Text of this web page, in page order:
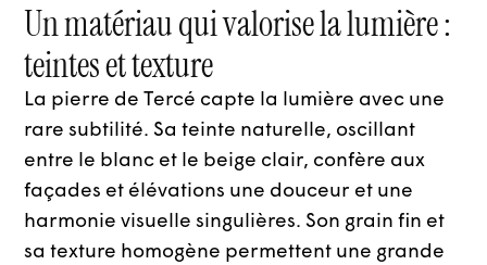
Un matériau qui valorise la lumière :
teintes et texture
La pierre de Tercé capte la lumière avec une
rare subtilité. Sa teinte naturelle, oscillant
entre le blanc et le beige clair, confère aux
façades et élévations une douceur et une
harmonie visuelle singulières. Son grain fin et
sa texture homogène permettent une grande